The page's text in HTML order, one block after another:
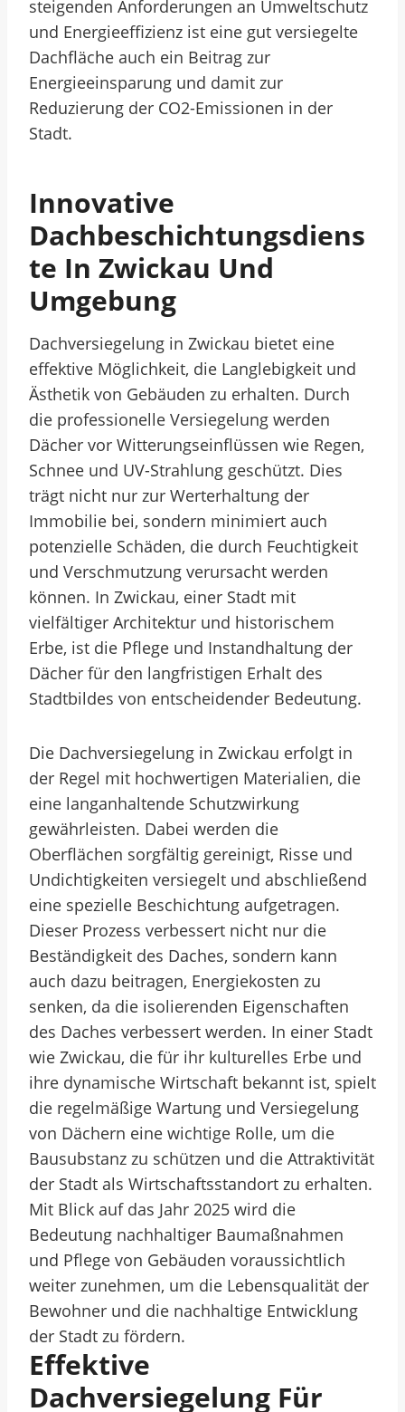
steigenden Anforderungen an Umweltschutz
und Energieeffizienz ist eine gut versiegelte
Dachfläche auch ein Beitrag zur
Energieeinsparung und damit zur
Reduzierung der CO2-Emissionen in der
Stadt.
Innovative
Dachbeschichtungsdiens
Te In Zwickau Und
Umgebung
Dachversiegelung in Zwickau bietet eine
effektive Möglichkeit, die Langlebigkeit und
Ästhetik von Gebäuden zu erhalten. Durch
die professionelle Versiegelung werden
Dächer vor Witterungseinflüssen wie Regen,
Schnee und UV-Strahlung geschützt. Dies
trägt nicht nur zur Werterhaltung der
Immobilie bei, sondern minimiert auch
potenzielle Schäden, die durch Feuchtigkeit
und Verschmutzung verursacht werden
können. In Zwickau, einer Stadt mit
vielfältiger Architektur und historischem
Erbe, ist die Pflege und Instandhaltung der
Dächer für den langfristigen Erhalt des
Stadtbildes von entscheidender Bedeutung.
Die Dachversiegelung in Zwickau erfolgt in
der Regel mit hochwertigen Materialien, die
eine langanhaltende Schutzwirkung
gewährleisten. Dabei werden die
Oberflächen sorgfältig gereinigt, Risse und
Undichtigkeiten versiegelt und abschließend
eine spezielle Beschichtung aufgetragen.
Dieser Prozess verbessert nicht nur die
Beständigkeit des Daches, sondern kann
auch dazu beitragen, Energiekosten zu
senken, da die isolierenden Eigenschaften
des Daches verbessert werden. In einer Stadt
wie Zwickau, die für ihr kulturelles Erbe und
ihre dynamische Wirtschaft bekannt ist, spielt
die regelmäßige Wartung und Versiegelung
von Dächern eine wichtige Rolle, um die
Bausubstanz zu schützen und die Attraktivität
der Stadt als Wirtschaftsstandort zu erhalten.
Mit Blick auf das Jahr 2025 wird die
Bedeutung nachhaltiger Baumaßnahmen
und Pflege von Gebäuden voraussichtlich
weiter zunehmen, um die Lebensqualität der
Bewohner und die nachhaltige Entwicklung
der Stadt zu fördern.
Effektive
Dachversiegelung Für